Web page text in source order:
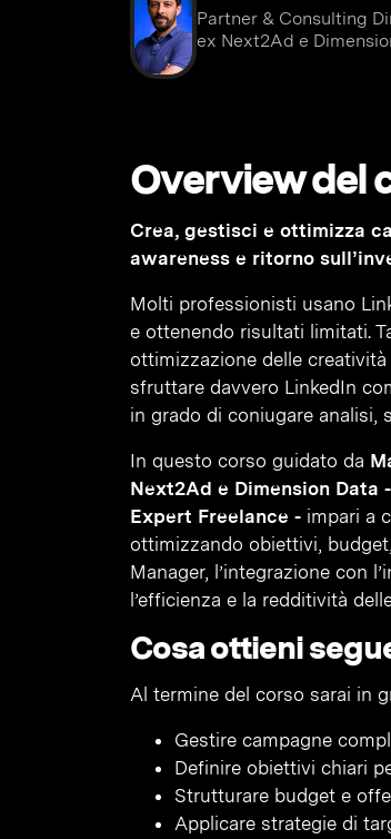
Partner & Consulting
ex Next2Ad e
Overview del
Crea, gestisci e ottimizza
awareness e ritorno
Molti professionisti usano
e ottenendo risultati limitati.
ottimizzazione delle
sfruttare davvero LinkedIn
in grado di coniugare analisi,
In questo corso guidato da
Next2Ad e Dimension
Expert Freelance - impari a
ottimizzando obiettivi,
Manager, l’integrazione con
l’efficienza e la redditività
Cosa ottieni
Al termine del corso sarai in
Gestire campagne
Definire obiettivi chiari
Strutturare budget e
Applicare strategie di